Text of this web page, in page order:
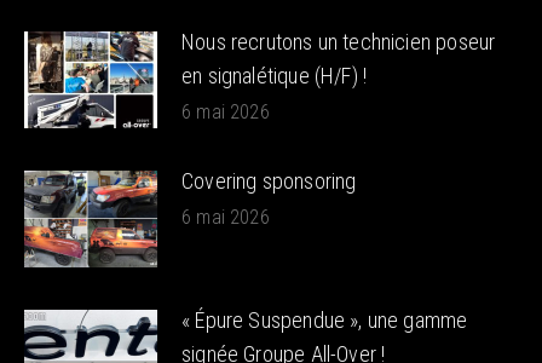
Nous recrutons un technicien poseur
en signalétique (H/F) !
6 mai 2026
Covering sponsoring
6 mai 2026
« Épure Suspendue », une gamme
signée Groupe All-Over !